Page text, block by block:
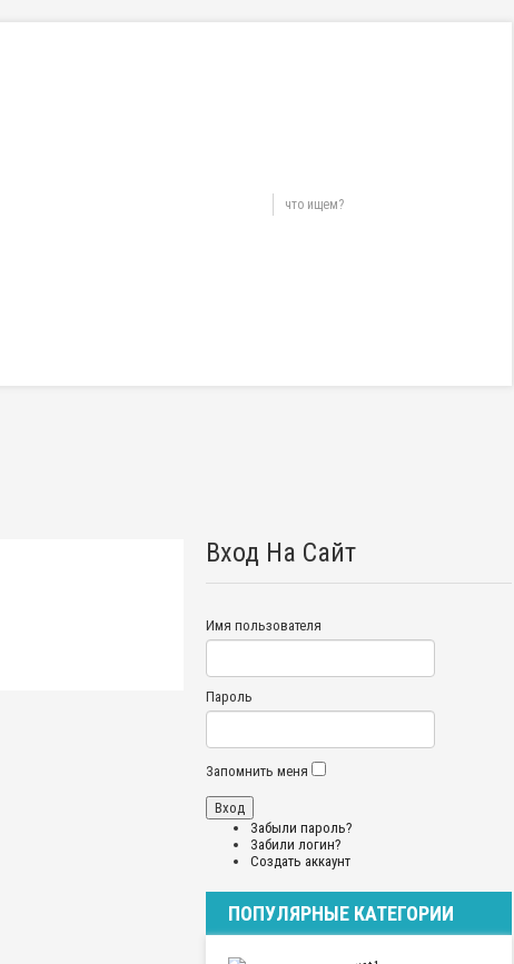
Вход На Сайт
Имя пользователя
Пароль
Запомнить меня
Забыли пароль?
Забили логин?
Создать аккаунт
ПОПУЛЯРНЫЕ КАТЕГОРИИ